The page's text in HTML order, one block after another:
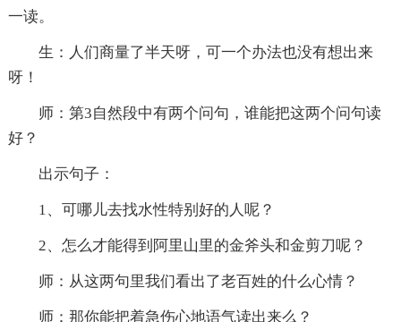
一读。
生：人们商量了半天呀，可一个办法也没有想出来
呀！
师：第3自然段中有两个问句，谁能把这两个问句读
好？
出示句子：
1、可哪儿去找水性特别好的人呢？
2、怎么才能得到阿里山里的金斧头和金剪刀呢？
师：从这两句里我们看出了老百姓的什么心情？
师：那你能把着急伤心地语气读出来么？